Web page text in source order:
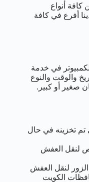
أنواع
أفرع في كافة
في خدمة
والوقت والنوع
صغير أو كبير.
تخزينه في حال
لنقل العفش
لنقل العفش
الكويت